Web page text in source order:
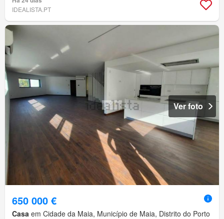
IDEALISTA.PT
Ver foto
650 000 €
Casa em Cidade da Maia, Município de Maia, Distrito do Porto